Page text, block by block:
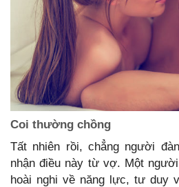
Coi thường chồng
Tất nhiên rồi, chẳng người
nhận điều này từ vợ. Một
hoài nghi về năng lực, tư duy